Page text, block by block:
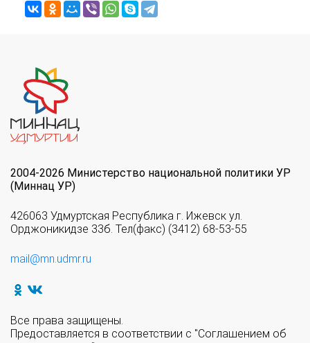
2004-2026 Министерство национальной политики УР
(Миннац УР)
426063 Удмуртская Республика г. Ижевск ул.
Орджоникидзе 33б. Тел(факс) (3412) 68-53-55
mail@mn.udmr.ru
Все права защищены.
Предоставляется в соответствии с "Соглашением об